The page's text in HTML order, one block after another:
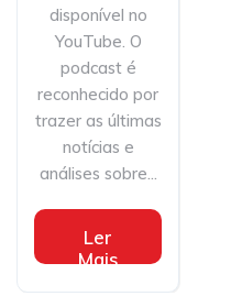
disponível no
YouTube. O
podcast é
reconhecido por
trazer as últimas
notícias e
análises sobre...
Ler
Mais